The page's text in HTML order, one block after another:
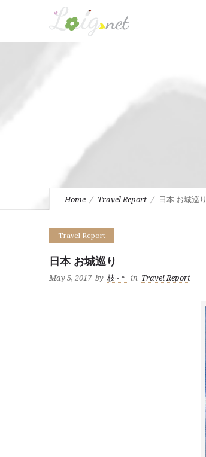
Home Travel Report 日本 お城巡り
Travel Report
日本 お城巡り
May 5, 2017 by 枝~＊ in Travel Report